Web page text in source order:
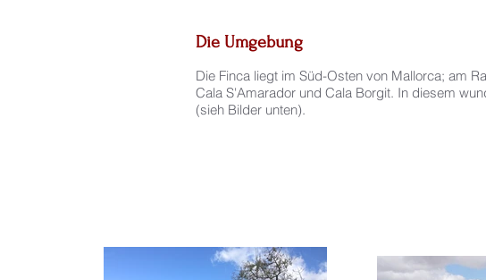
Die Umgebung
Die Finca liegt im Süd-Osten von Mallorca; am
Cala S'Amarador und Cala Borgit. In diesem
(sieh Bilder unten).